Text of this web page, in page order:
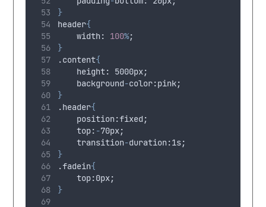
}
header{
width: 100%;
}
.content{
height: 5000px;
background-color:pink;
}
.header{
position:fixed ;
top: -70px;
transition-duration:1s;
}
.fadein{
top:0px;
}